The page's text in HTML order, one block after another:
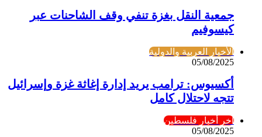
جمعية النقل بغزة تنفي وقف الشاحنات عبر
كيسوفيم
الأخبار العربية والدولية
05/08/2025
أكسيوس: ترامب يريد إدارة إغاثة غزة وإسرائيل
تتجه لاحتلال كامل
آخر أخبار فلسطين
05/08/2025